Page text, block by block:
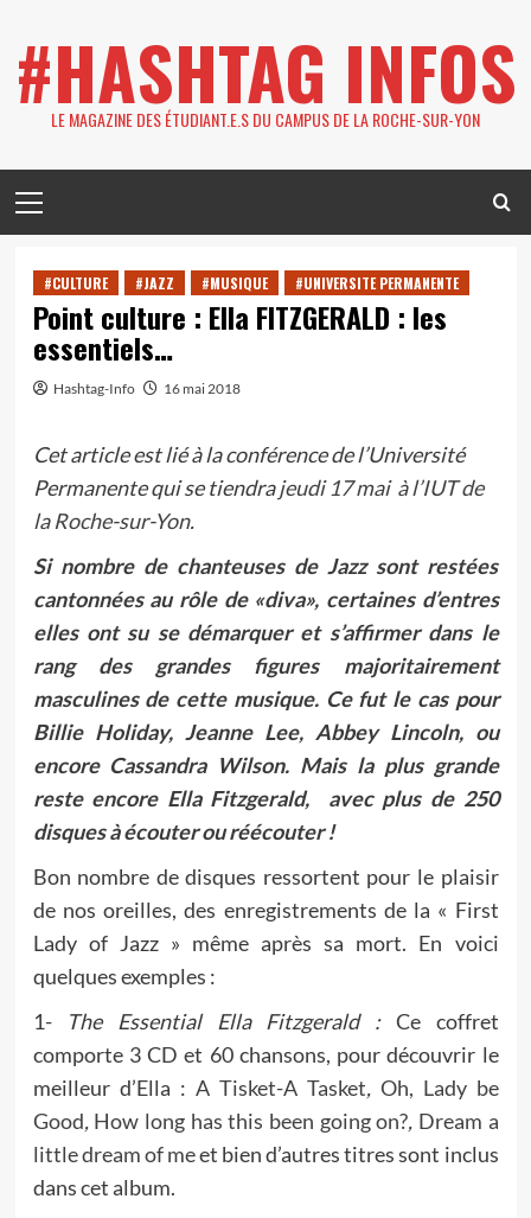
content
#HASHTAG INFOS
LE MAGAZINE DES ÉTUDIANT.E.S DU CAMPUS DE LA ROCHE-SUR-YON
Menu
#CULTURE #JAZZ #MUSIQUE #UNIVERSITE PERMANENTE
Point culture : Ella FITZGERALD : les
essentiels…
Hashtag-Info 16 mai 2018
Cet article est lié à la conférence de l’Université
Permanente qui se tiendrajeudi 17 mai à l’IUT de
la Roche-sur-Yon.
Si nombre de chanteuses de Jazz sont restées
cantonnées au rôle de «diva», certaines d’entres
elles ont su se démarquer et s’affirmer dans le
rang des grandes figures majoritairement
masculines de cette musique. Ce fut le cas pour
Billie Holiday, Jeanne Lee, Abbey Lincoln, ou
encore Cassandra Wilson. Mais la plus grande
reste encore Ella Fitzgerald, avec plus de 250
disques à écouter ou réécouter !
Bon nombre de disques ressortent pour le plaisir
de nos oreilles, des enregistrements de la « First
Lady of Jazz » même après sa mort. En voici
quelques exemples :
1-
The Essential Ella Fitzgerald : Ce coffret
comporte 3 CD et 60 chansons, pour découvrir le
meilleur d’Ella : A Tisket-A Tasket, Oh, Lady be
Good, How long has this been going on?, Dream a
little dream of meet bien d’autres titres sont inclus
dans cet album.